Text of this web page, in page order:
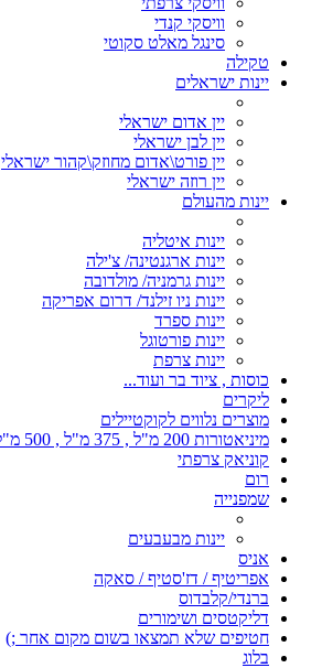
וויסקי קנדי
סינגל מאלט סקוטי
טקילה
יינות ישראלים
יין אדום ישראלי
יין לבן ישראלי
יין פורט\אדום מחוזק\קהור ישראלי
יין רוזה ישראלי
יינות מהעולם
יינות איטליה
יינות ארגנטינה/ צ'ילה
יינות גרמניה/ מולדובה
יינות ניו זילנד/ דרום אפריקה
יינות ספרד
יינות פורטוגל
יינות צרפת
כוסות , ציוד בר ועוד...
ליקרים
מוצרים נלווים לקוקטיילים
מיניאטורות 200 מ"ל , 375 מ"ל , 500 מ"ל
קוניאק צרפתי
רום
שמפנייה
יינות מבעבעים
אניס
אפריטיף / דז'סטיף / סאקה
ברנדי/קלבדוס
דליקטסים ושימורים
חטיפים שלא תמצאו בשום מקום אחר ;)
בלוג